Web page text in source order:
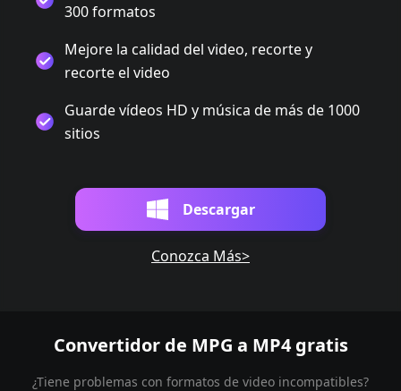
300 formatos
Mejore la calidad del video, recorte y
recorte el video
Guarde vídeos HD y música de más de 1000
sitios
Descargar
Conozca Más>
Convertidor de MPG a MP4 gratis
¿Tiene problemas con formatos de video incompatibles?